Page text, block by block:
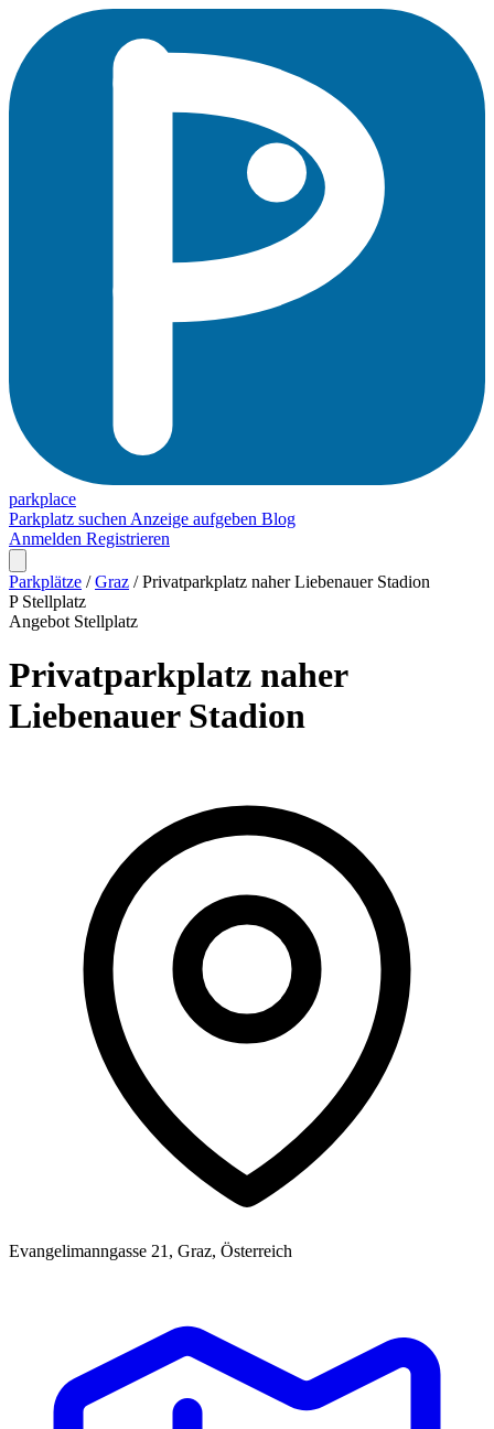
parkplace
Parkplatz suchen Anzeige aufgeben Blog
Anmelden Registrieren
Parkplätze / Graz / Privatparkplatz naher Liebenauer Stadion
P Stellplatz
Angebot Stellplatz
Privatparkplatz naher
Liebenauer Stadion
Evangelimanngasse 21, Graz, Österreich